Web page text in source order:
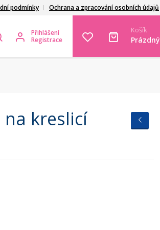
podmínky Ochrana a zpracování osobních údajů
Přihlášení
Registrace
Košík
Prázdný
kreslicí